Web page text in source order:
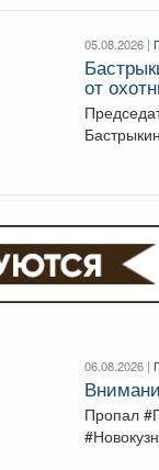
05.08.2026 |
от
06.08.2026 |
Пропал